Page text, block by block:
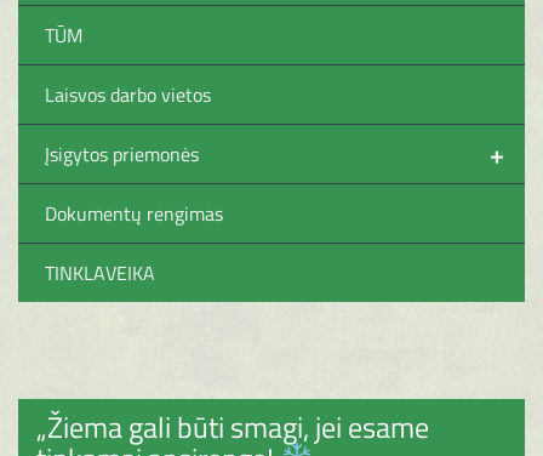
TŪM
Laisvos darbo vietos
+
Įsigytos priemonės
Dokumentų rengimas
TINKLAVEIKA
„Žiema gali būti smagi, jei esame